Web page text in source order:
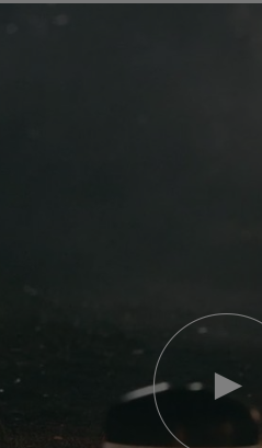
video
Youtube
video,
Folia
mini
portable